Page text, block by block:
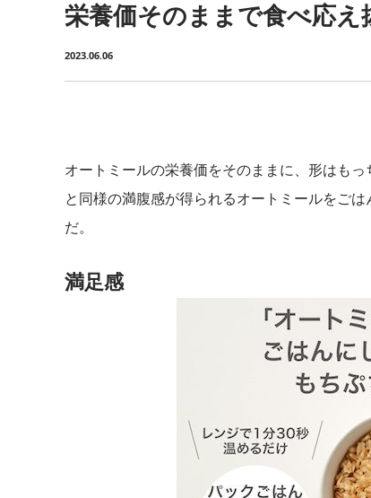
栄養価そのままで食べ応え
2023.06.06
オートミールの栄養価をそのままに、形はも
と同様の満腹感が得られるオートミールをご
だ。
満足感